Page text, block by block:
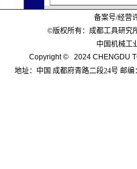
备案号/经营
©版权所有：成都工具研究
中国机械工
Copyright © 2024 CHENGDU
地址：中国 成都府青路二段24号 邮编